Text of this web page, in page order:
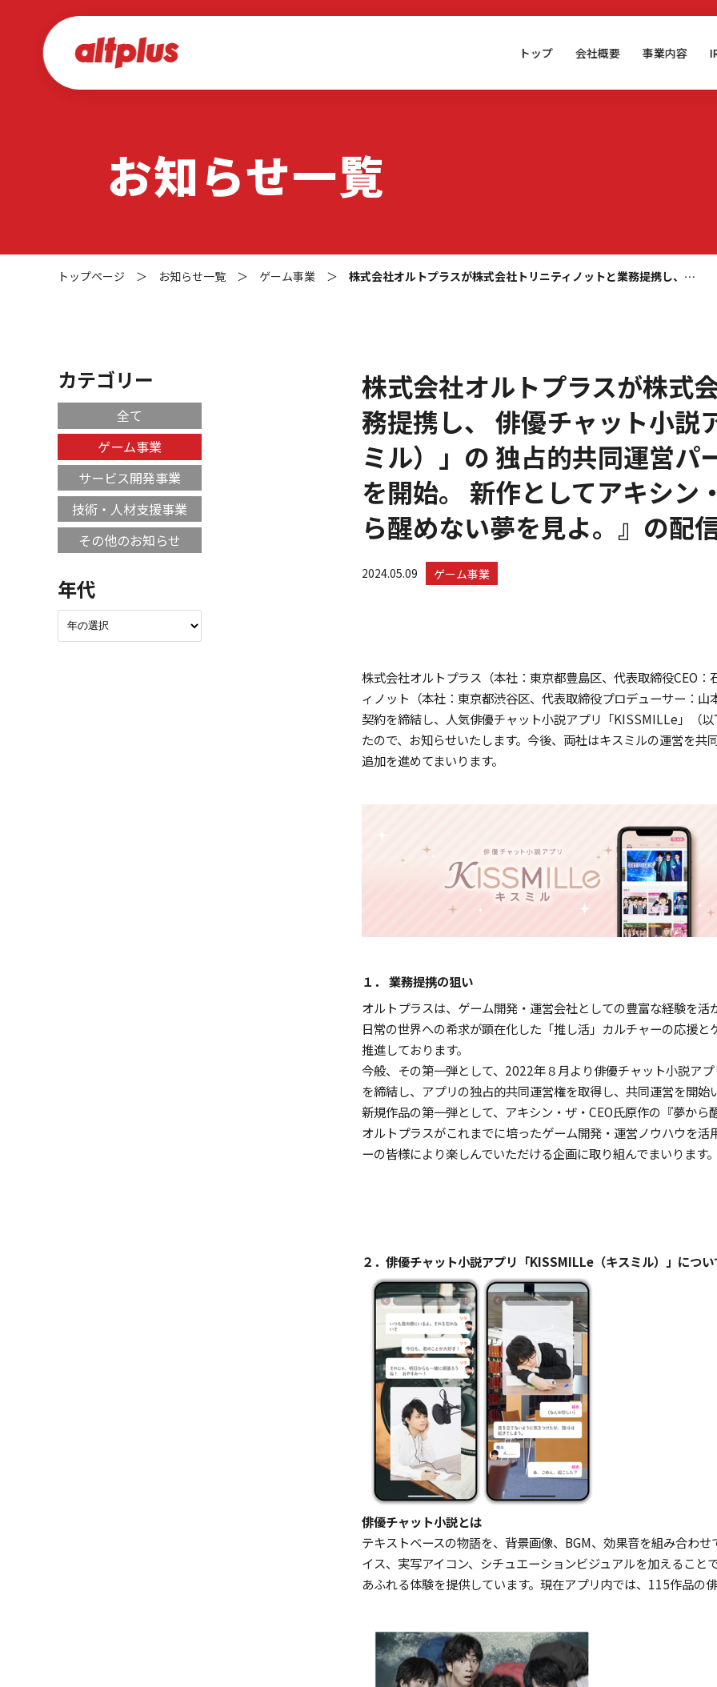
トップ 会社概要 事業内容
お知らせ一覧
トップページ ＞ お知らせ一覧 ＞ ゲーム事業 ＞ 株式会社オルトプラスが株式会社トリニティノットと業務提携し、…
株式会社オルトプラスが株式
務提携し、 俳優チャット小説
ミル）」の 独占的共同運営パ
を開始。 新作としてアキシン
ら醒めない夢を見よ。』の配
2024.05.09 ゲーム事業
株式会社オルトプラス（本社：東京都豊島区、代表取締役CEO
ィノット（本社：東京都渋谷区、代表取締役プロデューサー：
契約を締結し、人気俳優チャット小説アプリ「KISSMILLe」（
たので、お知らせいたします。今後、両社はキスミルの運営を
追加を進めてまいります。
１． 業務提携の狙い
オルトプラスは、ゲーム開発・運営会社としての豊富な経験を
日常の世界への希求が顕在化した「推し活」カルチャーの応援
推進しております。
今般、その第一弾として、2022年８月より俳優チャット小説ア
を締結し、アプリの独占的共同運営権を取得し、共同運営を開
新規作品の第一弾として、アキシン・ザ・CEO氏原作の『夢か
オルトプラスがこれまでに培ったゲーム開発・運営ノウハウを
ーの皆様により楽しんでいただける企画に取り組んでまいります
２．俳優チャット小説アプリ「KISSMILLe（キスミル）」につい
俳優チャット小説とは
テキストベースの物語を、背景画像、BGM、効果音を組み合わ
イス、実写アイコン、シチュエーションビジュアルを加えるこ
あふれる体験を提供しています。現在アプリ内では、115作品の
カテゴリー
全て
ゲーム事業
サービス開発事業
技術・人材支援事業
その他のお知らせ
年代